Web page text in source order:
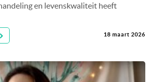
en levenskwaliteit heeft
18 maart 2026